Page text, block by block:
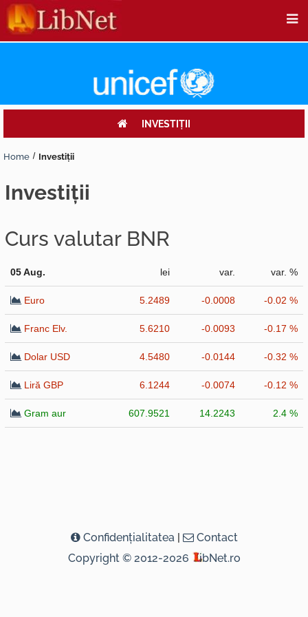
INVESTIŢII
Home Investiţii
investiţii
Curs valutar BNR
05 Aug. lei var. var. %
Euro 5.2489 -0.0008 -0.02 %
Franc Elv. 5.6210 -0.0093 -0.17 %
Dolar USD 4.5480 -0.0144 -0.32 %
Liră GBP 6.1244 -0.0074 -0.12 %
Gram aur 607.9521 14.2243 2.4 %
Confidenţialitatea |
Contact
Copyright © 2012-2026
ibNet.ro